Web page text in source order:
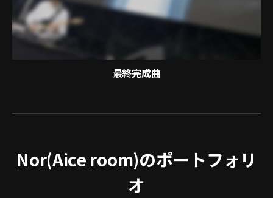
最終完成曲
Nor(Aice room)のポートフォリ
オ